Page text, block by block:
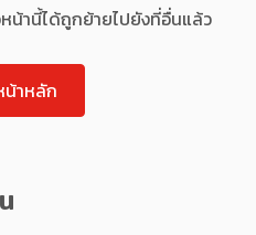
านี้ได้ถูกย้ายไปยังที่อื่นแล้ว
าหลัก